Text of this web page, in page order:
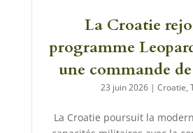
La Croatie
programme
une commande
23 juin 2026 |Croatie,
La Croatie poursuit la